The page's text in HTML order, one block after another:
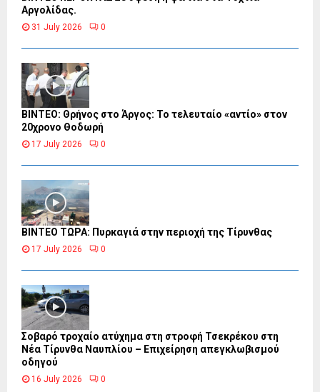
Αργολίδας.
31 July 2026 0
ΒΙΝΤΕΟ: Θρήνος στο Άργος: Το τελευταίο «αντίο» στον
20χρονο Θοδωρή
17 July 2026 0
ΒΙΝΤΕΟ ΤΩΡΑ: Πυρκαγιά στην περιοχή της Τίρυνθας
17 July 2026 0
Σοβαρό τροχαίο ατύχημα στη στροφή Τσεκρέκου στη
Νέα Τίρυνθα Ναυπλίου – Επιχείρηση απεγκλωβισμού
οδηγού
16 July 2026 0